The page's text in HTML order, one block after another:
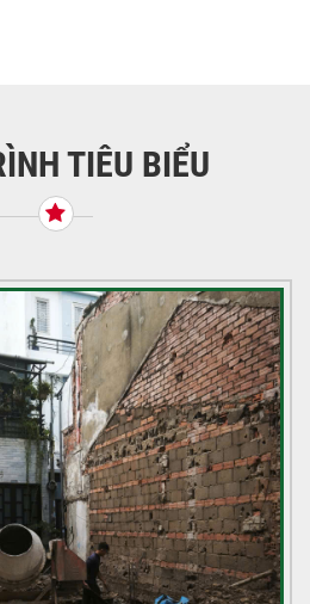
TIÊU BIỂU